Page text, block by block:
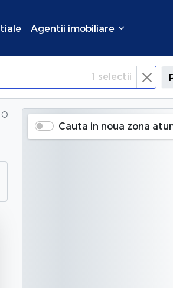
Agentii imobiliare
1 selectii
Constanta
Cauta in noua zona